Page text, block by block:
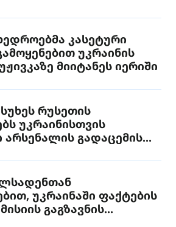
კასეტური
უკრაინის
მიიტანეს იერიში
რუსეთის
უკრაინისთვის
გადაცემის
უკრაინაში ფაქტების
გაგზავნის